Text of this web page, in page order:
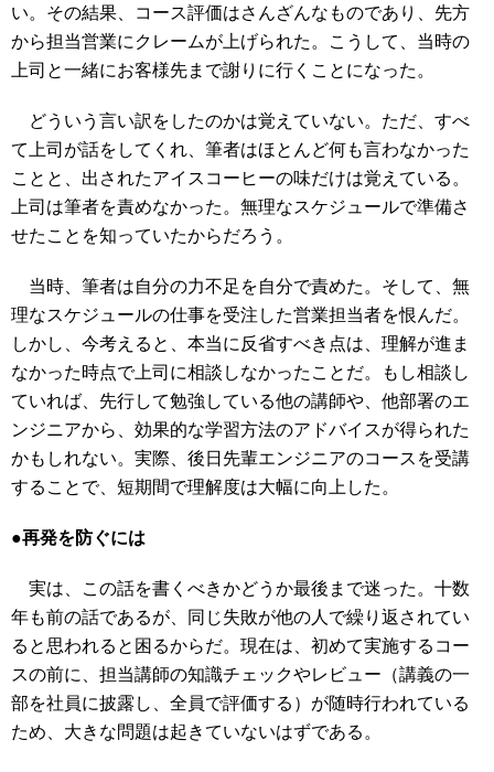
い。その結果、コース評価はさんざんなものであり、先方
から担当営業にクレームが上げられた。こうして、当時の
上司と一緒にお客様先まで謝りに行くことになった。
どういう言い訳をしたのかは覚えていない。ただ、すべ
て上司が話をしてくれ、筆者はほとんど何も言わなかった
ことと、出されたアイスコーヒーの味だけは覚えている。
上司は筆者を責めなかった。無理なスケジュールで準備さ
せたことを知っていたからだろう。
当時、筆者は自分の力不足を自分で責めた。そして、無
理なスケジュールの仕事を受注した営業担当者を恨んだ。
しかし、今考えると、本当に反省すべき点は、理解が進ま
なかった時点で上司に相談しなかったことだ。もし相談し
ていれば、先行して勉強している他の講師や、他部署のエ
ンジニアから、効果的な学習方法のアドバイスが得られた
かもしれない。実際、後日先輩エンジニアのコースを受講
することで、短期間で理解度は大幅に向上した。
●再発を防ぐには
実は、この話を書くべきかどうか最後まで迷った。十数
年も前の話であるが、同じ失敗が他の人で繰り返されてい
ると思われると困るからだ。現在は、初めて実施するコー
スの前に、担当講師の知識チェックやレビュー（講義の一
部を社員に披露し、全員で評価する）が随時行われている
ため、大きな問題は起きていないはずである。